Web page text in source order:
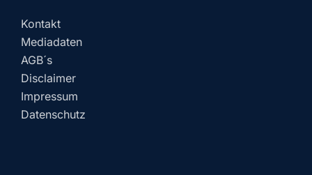
Kontakt
Mediadaten
AGB´s
Disclaimer
Impressum
Datenschutz